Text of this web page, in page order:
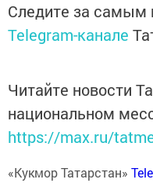
Следите за
Telegram-канале
Читайте новости
национальном
https://max.ru/
«Кукмор Татарстан»